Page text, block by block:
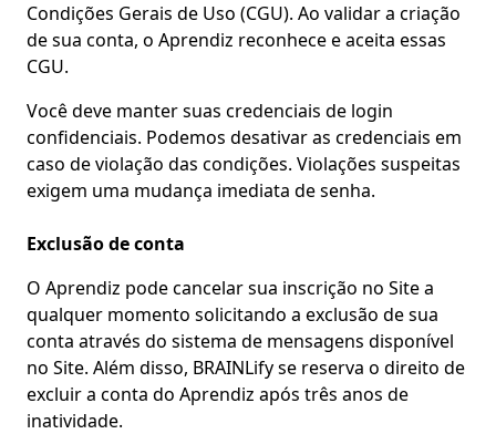
Condições Gerais de Uso (CGU). Ao validar a criação
de sua conta, o Aprendiz reconhece e aceita essas
CGU.
Você deve manter suas credenciais de login
confidenciais. Podemos desativar as credenciais em
caso de violação das condições. Violações suspeitas
exigem uma mudança imediata de senha.
Exclusão de conta
O Aprendiz pode cancelar sua inscrição no Site a
qualquer momento solicitando a exclusão de sua
conta através do sistema de mensagens disponível
no Site. Além disso, BRAINLify se reserva o direito de
excluir a conta do Aprendiz após três anos de
inatividade.